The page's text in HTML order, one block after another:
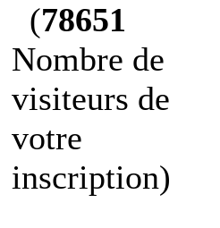
(78651
Nombre de
visiteurs de
votre
inscription)